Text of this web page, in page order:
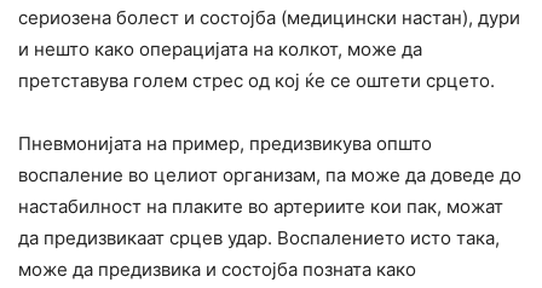
сериозена болест и состојба (медицински настан), дури
и нешто како операцијата на колкот, може да
претставува голем стрес од кој ќе се оштети срцето.
Пневмонијата на пример, предизвикува општо
воспаление во целиот организам, па може да доведе до
настабилност на плаките во артериите кои пак, можат
да предизвикаат срцев удар. Воспалението исто така,
може да предизвика и состојба позната како